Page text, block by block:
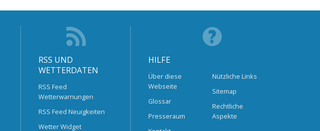
RSS UND
WETTERDATEN
RSS Feed
Wetterwarnungen
RSS Feed Neuigkeiten
Wetter Widget
HILFE
Über diese
Webseite
Glossar
Presseraum
Nützliche Links
Sitemap
Rechtliche
Aspekte